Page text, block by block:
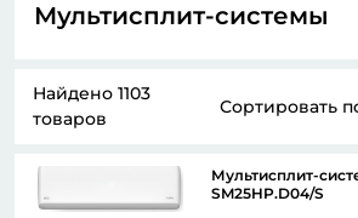
Мультисплит-системы
Найдено 1103
товаров
Сортировать
Мультисплит-
SM25HP.D04/S